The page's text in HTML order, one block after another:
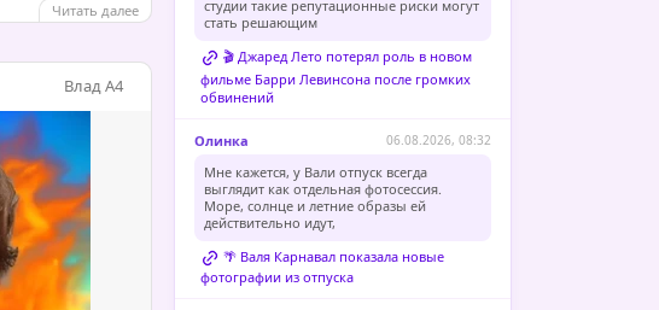
Читать далее
Влад А4
студии такие репутационные риски могут
стать решающим
🎬 Джаред Лето потерял роль в новом
фильме Барри Левинсона после громких
обвинений
Олинка 06.08.2026, 08:32
Мне кажется, у Вали отпуск всегда
выглядит как отдельная фотосессия.
Море, солнце и летние образы ей
действительно идут,
🌴 Валя Карнавал показала новые
фотографии из отпуска